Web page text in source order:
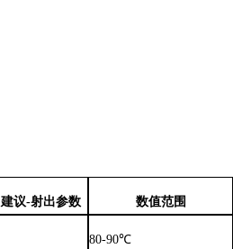
建议-射出参数 数值范围
80-90℃